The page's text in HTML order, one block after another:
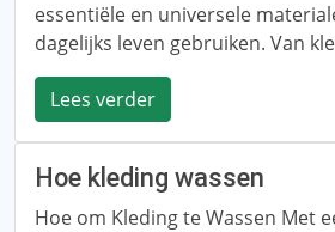
essentiële en universele
dagelijks leven gebruiken. Van
Lees verder
Hoe kleding wassen
Hoe om Kleding te Wassen Met